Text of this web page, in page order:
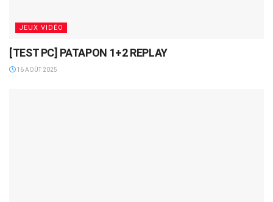
JEUX VIDÉO
[TEST PC] PATAPON 1+2 REPLAY
16 AOÛT 2025